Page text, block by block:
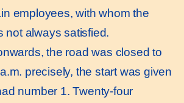
employees, with whom the
not always satisfied.
the road was closed to
precisely, the start was given
number 1. Twenty-four